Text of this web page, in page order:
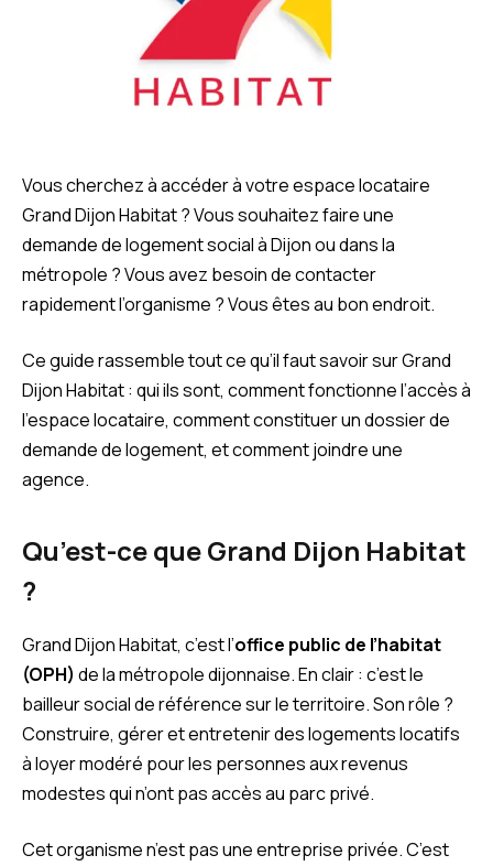
Vous cherchez à accéder à votre espace locataire
Grand Dijon Habitat ? Vous souhaitez faire une
demande de logement social à Dijon ou dans la
métropole ? Vous avez besoin de contacter
rapidement l’organisme ? Vous êtes au bon endroit.
Ce guide rassemble tout ce qu’il faut savoir sur Grand
Dijon Habitat : qui ils sont, comment fonctionne l’accès à
l’espace locataire, comment constituer un dossier de
demande de logement, et comment joindre une
agence.
Qu’est-ce que Grand Dijon Habitat
?
Grand Dijon Habitat, c’est l’office public de l’habitat
(OPH) de la métropole dijonnaise. En clair : c’est le
bailleur social de référence sur le territoire. Son rôle ?
Construire, gérer et entretenir des logements locatifs
à loyer modéré pour les personnes aux revenus
modestes qui n’ont pas accès au parc privé.
Cet organisme n’est pas une entreprise privée. C’est